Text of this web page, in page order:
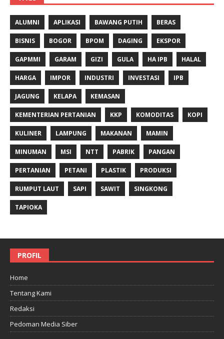
ALUMNI APLIKASI BAWANG PUTIH BERAS
BISNIS BOGOR BPOM DAGING EKSPOR
GAPMMI GARAM GIZI GULA HA IPB HALAL
HARGA IMPOR INDUSTRI INVESTASI IPB
JAGUNG KELAPA KEMASAN
KEMENTERIAN PERTANIAN KKP KOMODITAS KOPI
KULINER LAMPUNG MAKANAN MAMIN
MINUMAN MSI NTT PABRIK PANGAN
PERTANIAN PETANI PLASTIK PRODUKSI
RUMPUT LAUT SAPI SAWIT SINGKONG
TAPIOKA
PROFIL
Home
Tentang Kami
Redaksi
Pedoman Media Siber